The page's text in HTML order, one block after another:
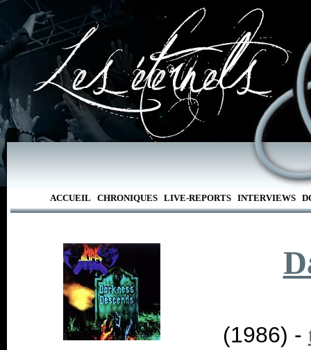
ACCUEIL CHRONIQUES LIVE-REPORTS INTERVIEWS
(1986) -